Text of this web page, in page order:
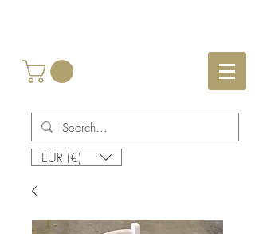
EUR (€)